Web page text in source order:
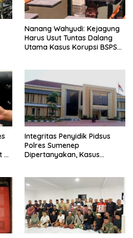
Nanang Wahyudi: Kejagung
Harus Usut Tuntas Dalang
Utama Kasus Korupsi BSPS
Integritas Penyidik Pidsus
Polres Sumenep
Dipertanyakan, Kasus
Kepastian